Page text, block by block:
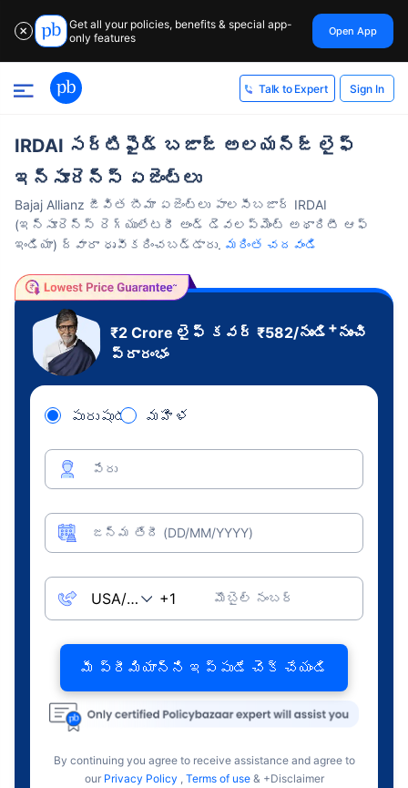
✕
Get all your policies, benefits & special app-
only features
Open App
Talk to Expert Sign In
IRDAI సర్టిఫైడ్ బజాజ్ అలయన్జ్ లైఫ్
ఇన్సూరెన్స్ ఏజెంట్లు
Bajaj Allianz జీవిత బీమా ఏజెంట్లు పాలసీబజార్ IRDAI
(ఇన్సూరెన్స్ రెగ్యులేటరీ అండ్ డెవలప్‌మెంట్ అథారిటీ ఆఫ్
ఇండియా) ద్వారా ధృవీకరించబడ్డారు. మరింత చదవండి
₹2 Crore లైఫ్ కవర్ ₹582/నుండి +నుంచి
ప్రారంభం
పురుషుడు మహిళ
పేరు
జన్మ తేదీ (DD/MM/YYYY)
మొబైల్ నంబర్
మీ ప్రీమియాన్ని ఇప్పుడే చెక్ చేయండి
By continuing you agree to receive assistance and agree to
our Privacy Policy , Terms of use & +Disclaimer